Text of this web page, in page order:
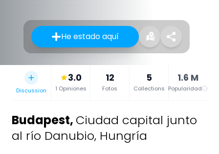
He estado aquí
Discussion
3.0
1 Opiniones
12
Fotos
5
Collections
1.6 M
Popularidad
Budapest, Ciudad capital junto
al río Danubio, Hungría